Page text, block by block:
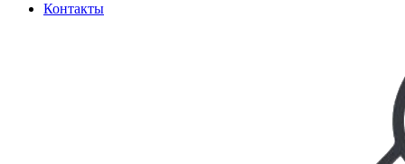
Контакты